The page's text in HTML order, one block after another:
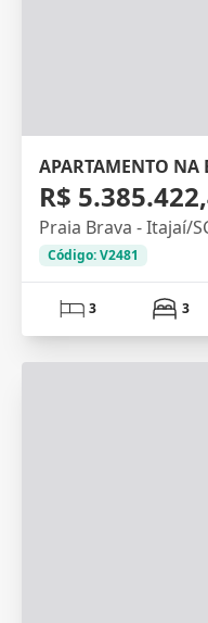
APARTAMENTO NA
R$
Praia Brava - Itajaí/
Código: V2481
3 3